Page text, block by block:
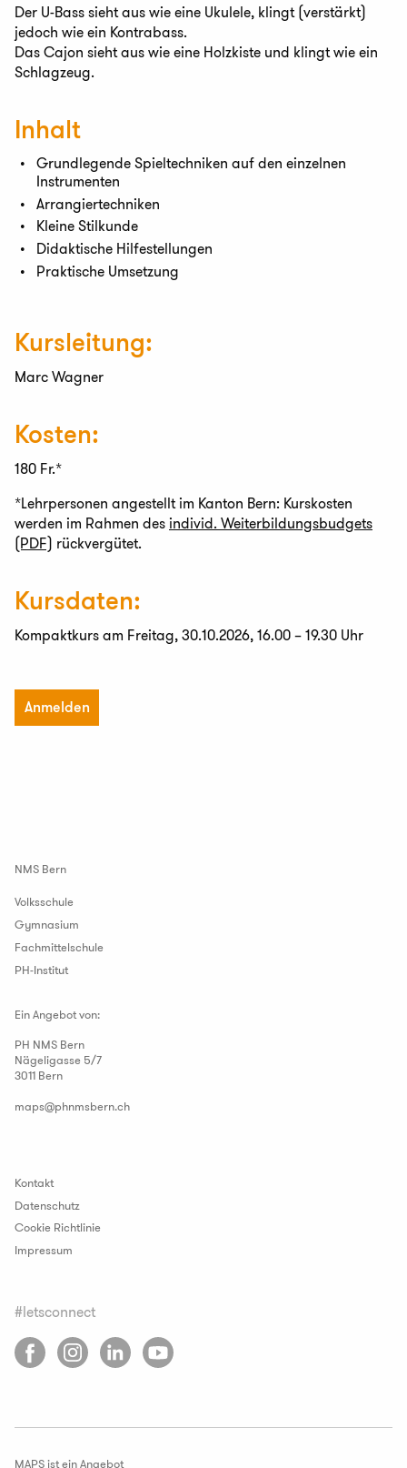
Der U-Bass sieht aus wie eine Ukulele, klingt (verstärkt)
jedoch wie ein Kontrabass.
Das Cajon sieht aus wie eine Holzkiste und klingt wie ein
Schlagzeug.
Inhalt
Grundlegende Spieltechniken auf den einzelnen
Instrumenten
Arrangiertechniken
Kleine Stilkunde
Didaktische Hilfestellungen
Praktische Umsetzung
Kursleitung:
Marc Wagner
Kosten:
180 Fr.*
*Lehrpersonen angestellt im Kanton Bern: Kurskosten
werden im Rahmen des individ. Weiterbildungsbudgets
(PDF) rückvergütet.
Kursdaten:
Kompaktkurs am Freitag, 30.10.2026, 16.00 – 19.30 Uhr
Anmelden
NMS Bern
Volksschule
Gymnasium
Fachmittelschule
PH-Institut
Ein Angebot von:
PH NMS Bern
Nägeligasse 5/7
3011 Bern
maps@phnmsbern.ch
Kontakt
Datenschutz
Cookie Richtlinie
Impressum
#letsconnect
MAPS ist ein Angebot